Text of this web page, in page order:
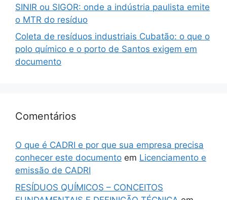
SINIR ou SIGOR: onde a indústria paulista emite
o MTR do resíduo
Coleta de resíduos industriais Cubatão: o que o
polo químico e o porto de Santos exigem em
documento
Comentários
O que é CADRI e por que sua empresa precisa
conhecer este documento em Licenciamento e
emissão de CADRI
RESÍDUOS QUÍMICOS – CONCEITOS